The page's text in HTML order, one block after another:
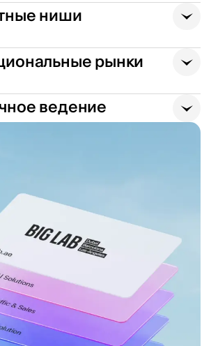
ниши
рынки
ведение